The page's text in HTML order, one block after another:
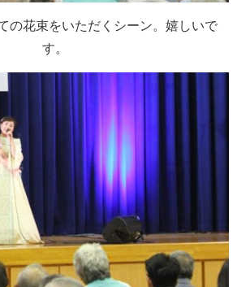
の花束をいただくシーン。嬉しいで
す。